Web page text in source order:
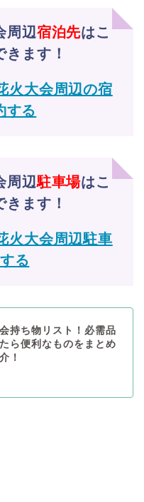
周辺宿泊先はこ
きます！
火大会周辺の宿
する
周辺駐車場はこ
きます！
火大会周辺駐車
る
持ち物リスト！必需品
ら便利なものをまとめ
！